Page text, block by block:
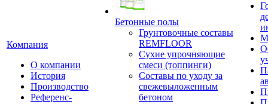
Компания
О компании
История
Производство
Референс-
Бетонные полы
Грунтовочные составы
REMFLOOR
Сухие упрочняющие
смеси (топпинги)
Составы по уходу за
свежевыложенным
бетоном